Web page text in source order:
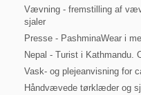
Vævning - fremstilling af
sjaler
Presse - PashminaWear i
Nepal - Turist i Kathmandu.
Vask- og plejeanvisning for
Håndvævede tørklæder og